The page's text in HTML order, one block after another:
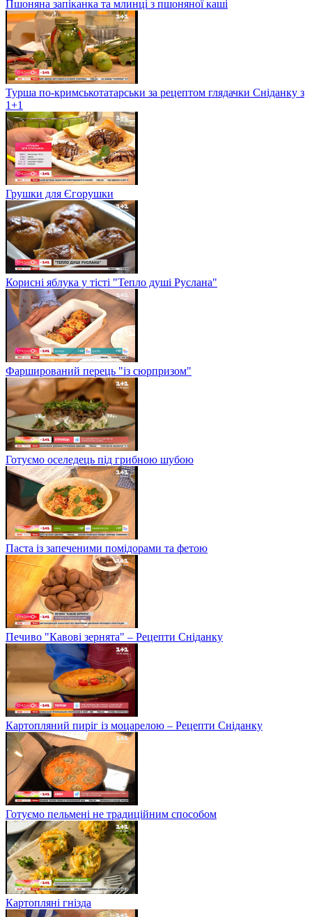
Пшоняна запіканка та млинці з пшоняної каші
Турша по-кримськотатарськи за рецептом глядачки Сніданку з
1+1
Грушки для Єгорушки
Корисні яблука у тісті "Тепло душі Руслана"
Фарширований перець "із сюрпризом"
Готуємо оселедець під грибною шубою
Паста із запеченими помідорами та фетою
Печиво "Кавові зернята" – Рецепти Сніданку
Картопляний пиріг із моцарелою – Рецепти Сніданку
Готуємо пельмені не традиційним способом
Картопляні гнізда